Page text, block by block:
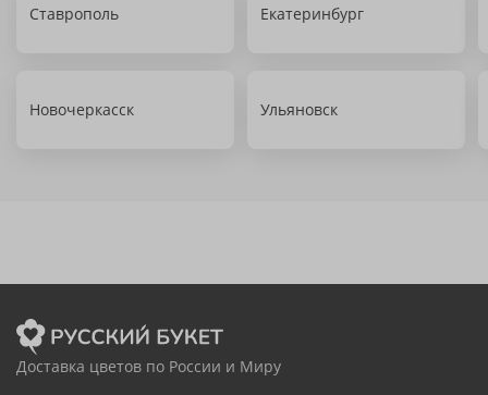
Ставрополь Екатеринбург
Новочеркасск Ульяновск
Доставка цветов по России и Миру